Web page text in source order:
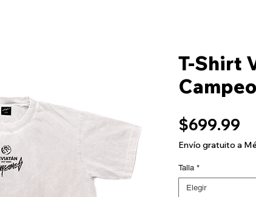
T-Shirt
$699.99
Envío gratuito a
Talla *
Elegir